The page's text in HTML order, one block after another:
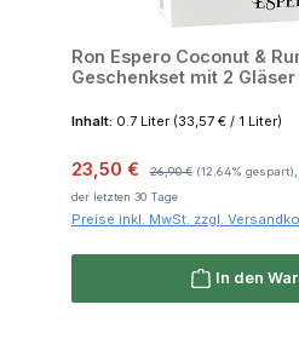
Ron Espero Coconut &
Geschenkset mit 2
Inhalt: 0.7 Liter (33,57 € / 1 Liter)
Verkaufspreis:
23,50 € 26,90 € (12.64%
der letzten 30 Tage
Preise inkl. MwSt. zzgl.
In den